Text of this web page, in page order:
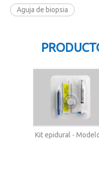
Aguja de biopsia
Kit epidural -